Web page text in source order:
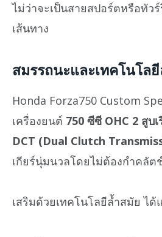
ไม่ว่าจะเป็นสายสปอร์ตหรือทัว
เส้นทาง
สมรรถนะและเทคโนโล
Honda Forza750 Custom
เครื่องยนต์ 750 ซีซี OHC 2 สูบ
DCT (Dual Clutch
เกียร์นุ่มนวลโดยไม่ต้องกำคลัต
เสริมด้วยเทคโนโลยีล้ำสมัย ได้